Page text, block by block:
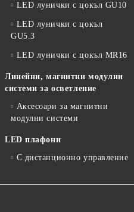
LED лунички с цокъл GU10
LED лунички с цокъл
GU5.3
LED лунички с цокъл MR16
Линейни, магнитни модулни
системи за осветление
Аксесоари за магнитни
модулни системи
LED плафони
С дистанционно управление